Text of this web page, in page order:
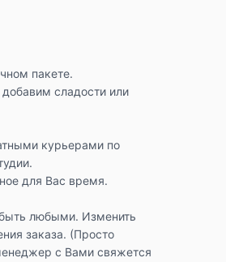
пакете.
сладости или
курьерами по
для Вас время.
любыми. Изменить
заказа. (Просто
с Вами свяжется